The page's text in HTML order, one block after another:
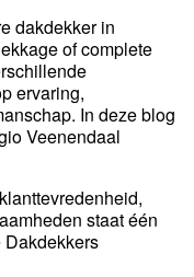
dakdekker in
of complete
ervaring,
In deze blog
Veenendaal
staat één
Dakdekkers